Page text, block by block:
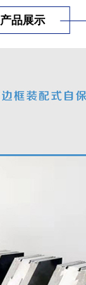
产品展示